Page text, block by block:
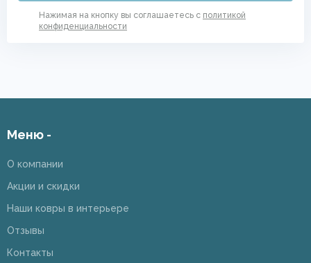
Нажимая на кнопку вы соглашаетесь с политикой
конфиденциальности
Меню -
О компании
Акции и скидки
Наши ковры в интерьере
Отзывы
Контакты